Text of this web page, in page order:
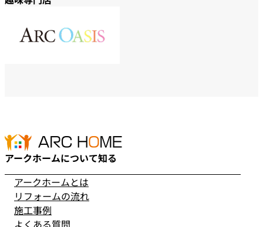
アークホームについて知る
アークホームとは
リフォームの流れ
施工事例
よくある質問